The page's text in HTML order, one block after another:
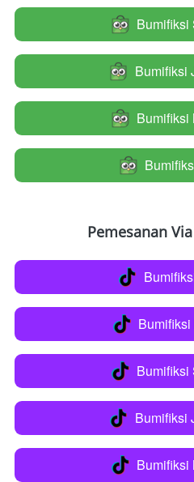
` Bumifiksi
` Bumifiksi
` Bumifiksi
`
Pemesanan
`
`
` Bumifiksi
` Bumifiksi
` Bumifiksi